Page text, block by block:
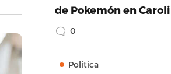
de Pokemón en
0
Política